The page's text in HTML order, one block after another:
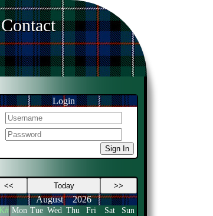
Contact
Login
Sign In
<< Today >>
August 2026
Mon Tue Wed Thu Fri Sat
Sun